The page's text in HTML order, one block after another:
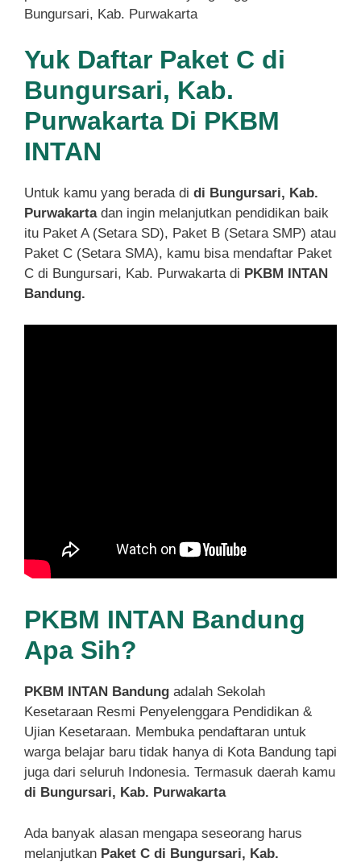
Bungursari, Kab. Purwakarta
Yuk Daftar Paket C di
Bungursari, Kab.
Purwakarta Di PKBM
INTAN
Untuk kamu yang berada di di Bungursari, Kab.
Purwakartadan ingin melanjutkan pendidikan baik
itu Paket A (Setara SD), Paket B (Setara SMP) atau
Paket C (Setara SMA), kamu bisa mendaftar Paket
C di Bungursari, Kab. Purwakarta di PKBM INTAN
Bandung.
PKBM INTAN Bandung
Apa Sih?
PKBM INTAN Bandung adalah Sekolah
Kesetaraan Resmi Penyelenggara Pendidikan &
Ujian Kesetaraan. Membuka pendaftaran untuk
warga belajar baru tidak hanya di Kota Bandung tapi
juga dari seluruh Indonesia. Termasuk daerah kamu
di Bungursari, Kab. Purwakarta
Ada banyak alasan mengapa seseorang harus
melanjutkan Paket C di Bungursari, Kab.